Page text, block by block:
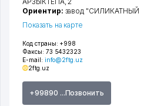
Код страны: +998
Факсы: 73 5432323
E-mail: info@2ftg.uz
2ftg.uz
+99890 ...Позвонить
Ориентир: завод "СИЛИКАТНЫЙ
Показать на карте